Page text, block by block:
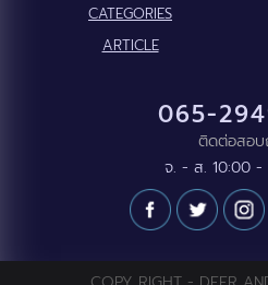
CATEGORIES
ARTICLE
065-
ติดต่อสอบ
จ. - ส. 10:00 -